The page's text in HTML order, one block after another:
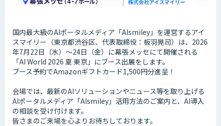
国内最大級のAIポータルメディア「AIsmiley」を運営するアイ
スマイリー（東京都渋谷区、代表取締役：板羽晃司）は、2026
年7月22日（水）～24日（金）に幕張メッセにて開催される
「AI World 2026 夏 東京」にブース出展をします。
ブース予約でAmazonギフトカード1,500円分進呈！
会場では、最新のAIソリューションやニュース等を取り上げる
AIポータルメディア「AIsmiley」活用方法のご案内と、AI導入
の相談を受け付けます。
皆さまのご来場を心よりお待ちしております。